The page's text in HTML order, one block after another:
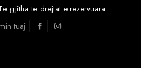
gjitha të drejtat e rezervuara
tuaj